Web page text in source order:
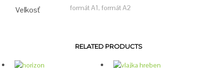
Veľkosť formát A1, formát A2
RELATED PRODUCTS